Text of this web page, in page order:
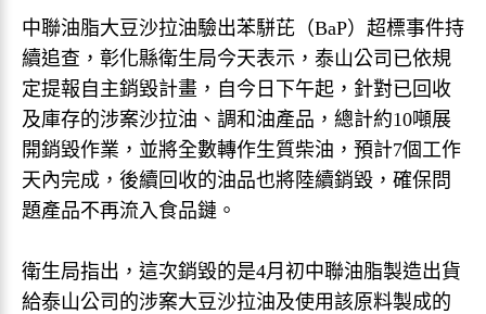
中聯油脂大豆沙拉油驗出苯駢芘（BaP）超標事件持
續追查，彰化縣衛生局今天表示，泰山公司已依規
定提報自主銷毀計畫，自今日下午起，針對已回收
及庫存的涉案沙拉油、調和油產品，總計約10噸展
開銷毀作業，並將全數轉作生質柴油，預計7個工作
天內完成，後續回收的油品也將陸續銷毀，確保問
題產品不再流入食品鏈。
衛生局指出，這次銷毀的是4月初中聯油脂製造出貨
給泰山公司的涉案大豆沙拉油及使用該原料製成的